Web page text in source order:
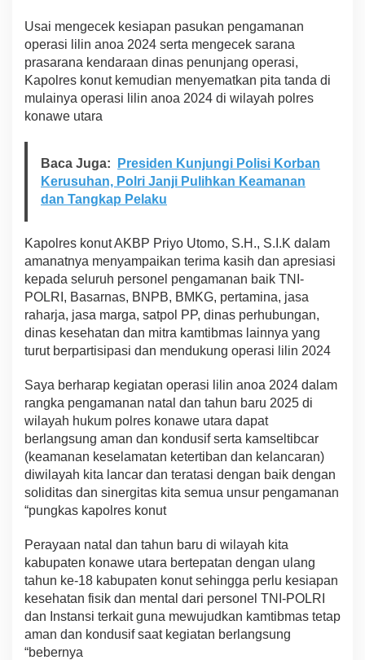
2
5
Usai mengecek kesiapan pasukan pengamanan
operasi lilin anoa 2024 serta mengecek sarana
prasarana kendaraan dinas penunjang operasi,
Kapolres konut kemudian menyematkan pita tanda di
mulainya operasi lilin anoa 2024 di wilayah polres
konawe utara
Baca Juga:
Presiden Kunjungi Polisi Korban
Kerusuhan, Polri Janji Pulihkan Keamanan
dan Tangkap Pelaku
Kapolres konut AKBP Priyo Utomo, S.H., S.I.K dalam
amanatnya menyampaikan terima kasih dan apresiasi
kepada seluruh personel pengamanan baik TNI-
POLRI, Basarnas, BNPB, BMKG, pertamina, jasa
raharja, jasa marga, satpol PP, dinas perhubungan,
dinas kesehatan dan mitra kamtibmas lainnya yang
turut berpartisipasi dan mendukung operasi lilin 2024
Saya berharap kegiatan operasi lilin anoa 2024 dalam
rangka pengamanan natal dan tahun baru 2025 di
wilayah hukum polres konawe utara dapat
berlangsung aman dan kondusif serta kamseltibcar
(keamanan keselamatan ketertiban dan kelancaran)
diwilayah kita lancar dan teratasi dengan baik dengan
soliditas dan sinergitas kita semua unsur pengamanan
“pungkas kapolres konut
Perayaan natal dan tahun baru di wilayah kita
kabupaten konawe utara bertepatan dengan ulang
tahun ke-18 kabupaten konut sehingga perlu kesiapan
kesehatan fisik dan mental dari personel TNI-POLRI
dan Instansi terkait guna mewujudkan kamtibmas tetap
aman dan kondusif saat kegiatan berlangsung
“bebernya